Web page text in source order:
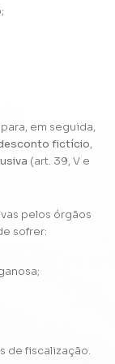
;
em seguida,
fictício,
(art. 39, V e
pelos órgãos
sofrer:
de fiscalização.